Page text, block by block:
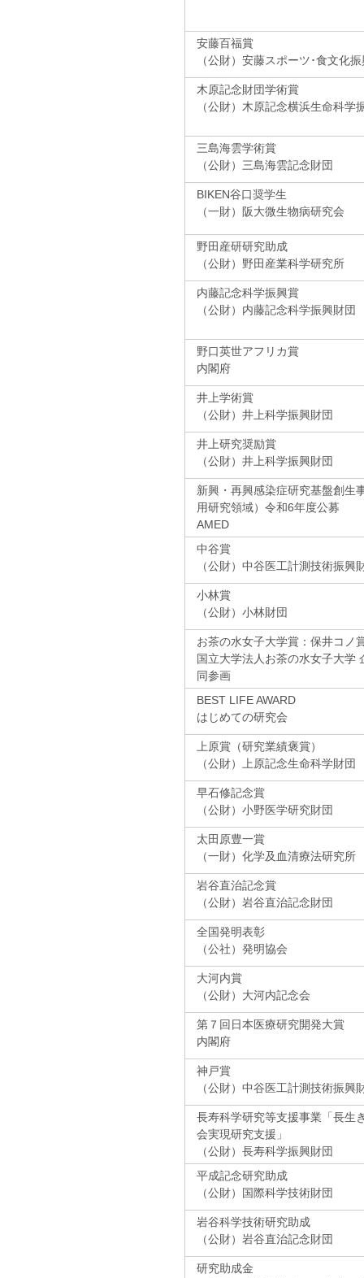
安藤百福賞
（公財）安藤スポーツ･食文化
木原記念財団学術賞
（公財）木原記念横浜生命科学
三島海雲学術賞
（公財）三島海雲記念財団
BIKEN谷口奨学生
（一財）阪大微生物病研究会
野田産研研究助成
（公財）野田産業科学研究所
内藤記念科学振興賞
（公財）内藤記念科学振興財団
野口英世アフリカ賞
内閣府
井上学術賞
（公財）井上科学振興財団
井上研究奨励賞
（公財）井上科学振興財団
新興・再興感染症研究基盤創生
用研究領域）令和6年度公募
AMED
中谷賞
（公財）中谷医工計測技術振興
小林賞
（公財）小林財団
お茶の水女子大学賞：保井コノ
国立大学法人お茶の水女子大学
同参画
BEST LIFE AWARD
はじめての研究会
上原賞（研究業績褒賞）
（公財）上原記念生命科学財団
早石修記念賞
（公財）小野医学研究財団
太田原豊一賞
（一財）化学及血清療法研究所
岩谷直治記念賞
（公財）岩谷直治記念財団
全国発明表彰
（公社）発明協会
大河内賞
（公財）大河内記念会
第７回日本医療研究開発大賞
内閣府
神戸賞
（公財）中谷医工計測技術振興
長寿科学研究等支援事業「長生
会実現研究支援」
（公財）長寿科学振興財団
平成記念研究助成
（公財）国際科学技術財団
岩谷科学技術研究助成
（公財）岩谷直治記念財団
研究助成金